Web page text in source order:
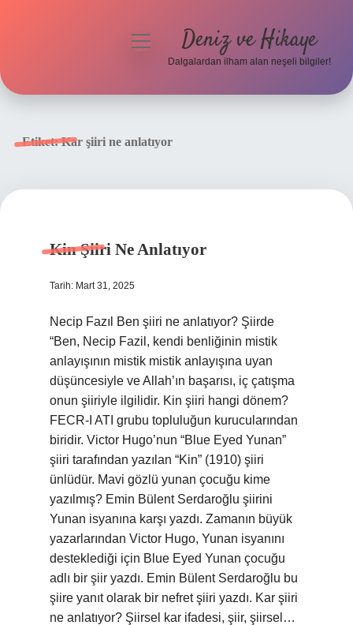
menüyü
Deniz ve Hikaye
Dalgalardan ilham alan neşeli bilgiler!
Etiket:Kar şiiri ne anlatıyor
Kin Şiiri Ne Anlatıyor
Tarih: Mart 31, 2025
Necip Fazıl Ben şiiri ne anlatıyor? Şiirde
“Ben, Necip Fazil, kendi benliğinin mistik
anlayışının mistik mistik anlayışına uyan
düşüncesiyle ve Allah’ın başarısı, iç çatışma
onun şiiriyle ilgilidir. Kin şiiri hangi dönem?
FECR-I ATI grubu topluluğun kurucularından
biridir. Victor Hugo’nun “Blue Eyed Yunan”
şiiri tarafından yazılan “Kin” (1910) şiiri
ünlüdür. Mavi gözlü yunan çocuğu kime
yazılmış? Emin Bülent Serdaroğlu şiirini
Yunan isyanına karşı yazdı. Zamanın büyük
yazarlarından Victor Hugo, Yunan isyanını
desteklediği için Blue Eyed Yunan çocuğu
adlı bir şiir yazdı. Emin Bülent Serdaroğlu bu
şiire yanıt olarak bir nefret şiiri yazdı. Kar şiiri
ne anlatıyor? Şiirsel kar ifadesi, şiir, şiirsel…